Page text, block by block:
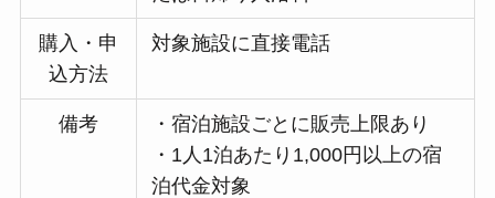
購入・申
込方法
対象施設に直接電話
備考
・宿泊施設ごとに販売上限あり
・1人1泊あたり1,000円以上の宿
泊代金対象